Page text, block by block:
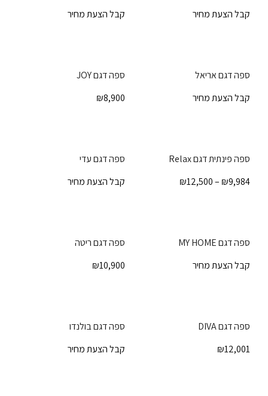
קבל הצעת מחיר
קבל הצעת מחיר
ספה דגם אריאל
קבל הצעת מחיר
ספה דגם JOY
₪8,900
ספה פינתית דגם Relax
₪9,984
–
₪12,500
ספה דגם עדי
קבל הצעת מחיר
ספה דגם MY HOME
קבל הצעת מחיר
ספה דגם ריטה
₪10,900
ספה דגם DIVA
₪12,001
ספה דגם בולנדו
קבל הצעת מחיר